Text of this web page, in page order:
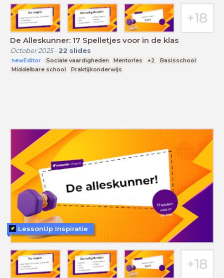
De Alleskunner: 17 Spelletjes voor in de klas
October 2025- 22 slides
newEditor Sociale vaardigheden Mentorles +2
Basisschool
Middelbare school
Praktijkonderwijs
LessonUp Inspiratie